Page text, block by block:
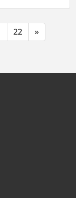
22 »